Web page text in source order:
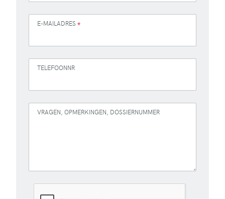
E-MAILADRES *
TELEFOONNR
VRAGEN, OPMERKINGEN, DOSSIERNUMMER